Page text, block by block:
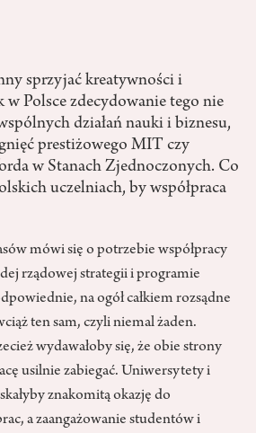
sprzyjać kreatywności i
Polsce zdecydowanie tego nie
działań nauki i biznesu,
prestiżowego MIT czy
w Stanach Zjednoczonych. Co
uczelniach, by współpraca
mówi się o potrzebie współpracy
rządowej strategii i programie
na ogół całkiem rozsądne
ten sam, czyli niemal żaden.
wydawałoby się, że obie strony
usilnie zabiegać. Uniwersytety i
znakomitą okazję do
a zaangażowanie studentów i